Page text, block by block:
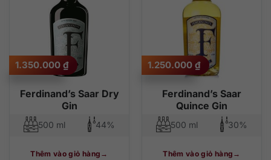
Ferdinand’s Saar Dry
Gin
1.350.000 ₫
500 ml 44%
Thêm vào giỏ hàng
Ferdinand’s Saar
Quince Gin
1.250.000 ₫
500 ml 30%
Thêm vào giỏ hàng